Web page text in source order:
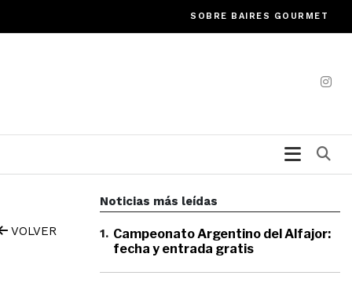
SOBRE BAIRES GOURMET
VOLVER
Noticias más leídas
1. Campeonato Argentino del Alfajor:
fecha y entrada gratis